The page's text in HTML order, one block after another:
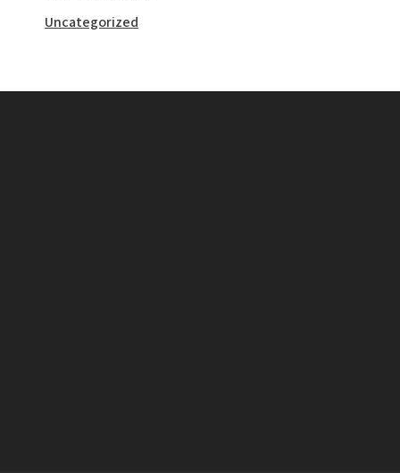
Uncategorized